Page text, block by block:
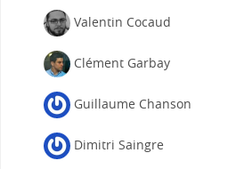
Valentin Cocaud
Clément Garbay
Guillaume Chanson
Dimitri Saingre